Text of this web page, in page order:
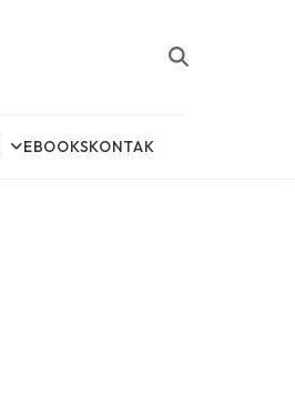
EBOOKSKONTAK